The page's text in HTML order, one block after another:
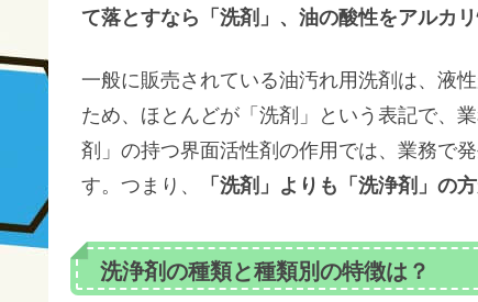
て落とすなら「洗剤」、油の酸性をアルカ
一般に販売されている油汚れ用洗剤は、液
ため、ほとんどが「洗剤」という表記で、
剤」の持つ界面活性剤の作用では、業務で
す。つまり、
「洗剤」よりも「洗浄剤」の
洗浄剤の種類と種類別の特徴は？